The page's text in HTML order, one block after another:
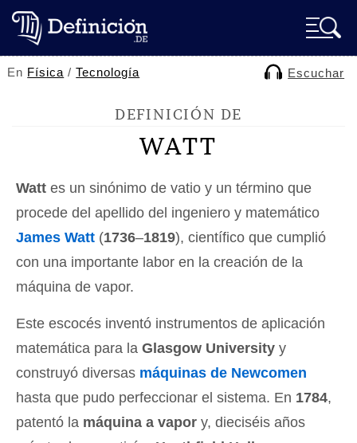
En Física /Tecnología Escuchar
DEFINICIÓN DE
WATT
Watt es un sinónimo de vatio y un término que
procede del apellido del ingeniero y matemático
James Watt (1736–1819), científico que cumplió
con una importante labor en la creación de la
máquina de vapor.
Este escocés inventó instrumentos de aplicación
matemática para la Glasgow University y
construyó diversas máquinas de Newcomen
hasta que pudo perfeccionar el sistema. En 1784,
patentó la máquina a vapor y, dieciséis años